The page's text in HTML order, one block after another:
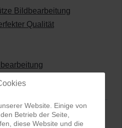
Bildbearbeitung
Qualität
Website. Einige von
Betrieb der Seite,
diese Website und die